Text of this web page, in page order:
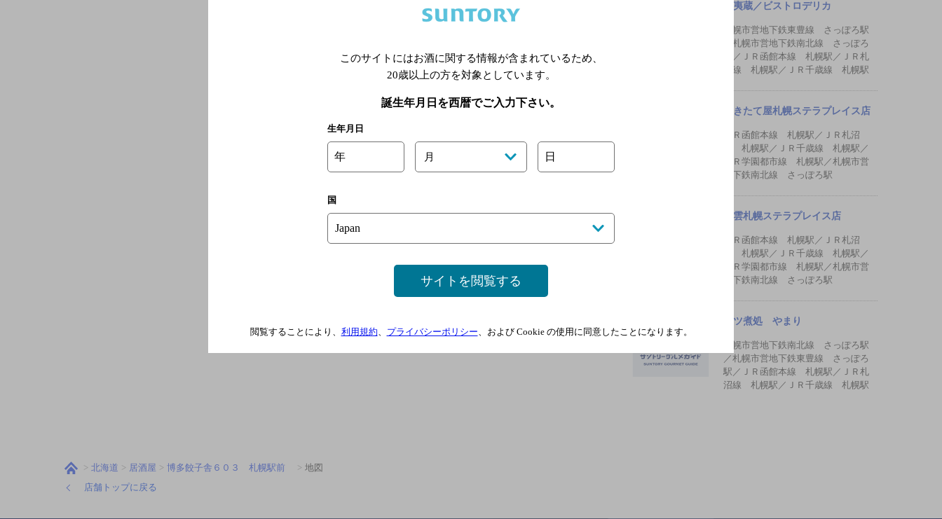
蝦夷蔵／ビストロデリカ
札幌市営地下鉄東豊線 さっぽろ駅
／札幌市営地下鉄南北線 さっぽろ
駅／ＪＲ函館本線 札幌駅／ＪＲ札
沼線 札幌駅／ＪＲ千歳線 札幌駅
できたて屋札幌ステラプレイス店
ＪＲ函館本線 札幌駅／ＪＲ札沼
線 札幌駅／ＪＲ千歳線 札幌駅／
ＪＲ学園都市線 札幌駅／札幌市営
地下鉄南北線 さっぽろ駅
八雲札幌ステラプレイス店
ＪＲ函館本線 札幌駅／ＪＲ札沼
線 札幌駅／ＪＲ千歳線 札幌駅／
ＪＲ学園都市線 札幌駅／札幌市営
地下鉄南北線 さっぽろ駅
モツ煮処 やまり
札幌市営地下鉄南北線 さっぽろ駅
／札幌市営地下鉄東豊線 さっぽろ
駅／ＪＲ函館本線 札幌駅／ＪＲ札
沼線 札幌駅／ＪＲ千歳線 札幌駅
北海道 居酒屋 博多餃子舎６０３ 札幌駅前
地図
店舗トップに戻る
このサイトにはお酒に関する情報が含まれているため、
20歳以上の方を対象としています。
誕生年月日を西暦でご入力下さい。
生年月日
年 月 日
国
サイトを閲覧する
閲覧することにより、 利用規約 プライバシーポリシー 、および Cookie の使用に同意したことになります。